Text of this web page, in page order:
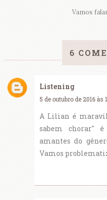
Vamos
6
Listening
5 de outubro de 2016 às
A Lilian é
sabem chorar"
amantes do
Vamos